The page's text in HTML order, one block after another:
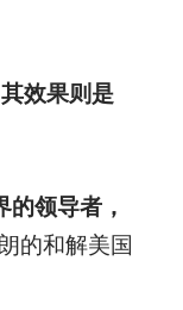
其效果则是
领导者，
的和解美国